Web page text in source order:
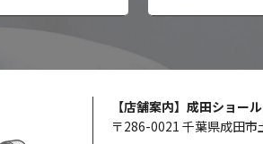
【店舗案内】成田ショー
〒286-0021 千葉県成田市